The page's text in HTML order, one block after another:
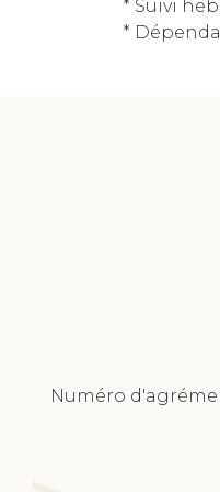
* Suivi
*
Numéro